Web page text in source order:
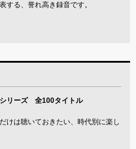
する、誉れ高き録音です。
シリーズ 全100タイトル
けは聴いておきたい、時代別に楽し